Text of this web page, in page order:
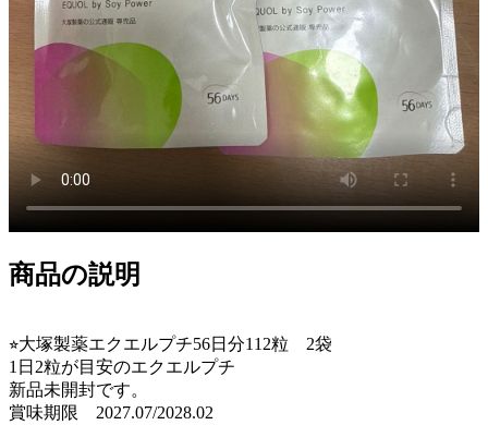
商品の説明
⭐︎大塚製薬エクエルプチ56日分112粒 2袋
1日2粒が目安のエクエルプチ
新品未開封です。
賞味期限 2027.07/2028.02